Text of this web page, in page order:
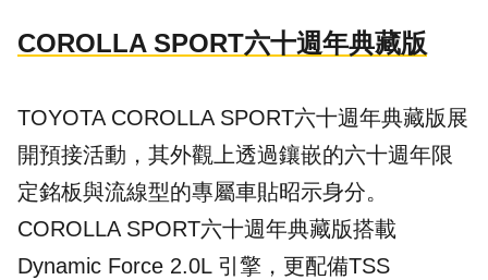
COROLLA SPORT六十週年典藏版
TOYOTA COROLLA SPORT六十週年典藏版展
開預接活動，其外觀上透過鑲嵌的六十週年限
定銘板與流線型的專屬車貼昭示身分。
COROLLA SPORT六十週年典藏版搭載
Dynamic Force 2.0L 引擎，更配備TSS